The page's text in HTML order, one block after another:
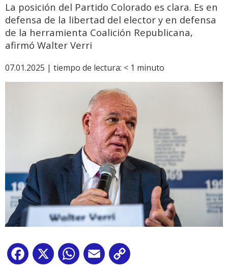
La posición del Partido Colorado es clara. Es en
defensa de la libertad del elector y en defensa
de la herramienta Coalición Republicana,
afirmó Walter Verri
07.01.2025 | tiempo de lectura: < 1 minuto
Facebook
X WhatsApp
Email